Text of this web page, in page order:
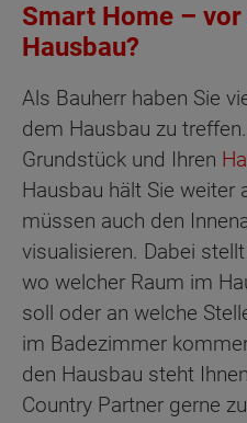
Smart Home –
Hausbau?
Als Bauherr haben Sie
dem Hausbau zu
Grundstück und Ihren
Hausbau hält Sie weiter
müssen auch den
visualisieren. Dabei
wo welcher Raum im
soll oder an welche
im Badezimmer
den Hausbau steht
Country Partner gerne